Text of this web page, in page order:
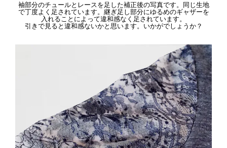
袖部分のチュールとレースを足した補正後の写真です。同じ生地
で丁度よく足されています。継ぎ足し部分にゆるめのギャザーを
入れることによって違和感なく足されています。
引きで見ると違和感ないかと思います。いかがでしょうか？